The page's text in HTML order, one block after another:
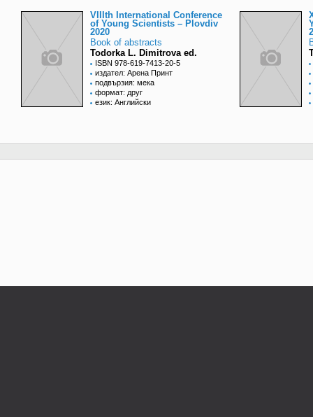
VIIIth International Conference
of Young Scientists – Plovdiv
2020
Book of abstracts
Todorka L. Dimitrova ed.
ISBN 978-619-7413-20-5
издател: Арена Принт
подвързия: мека
формат: друг
език: Английски